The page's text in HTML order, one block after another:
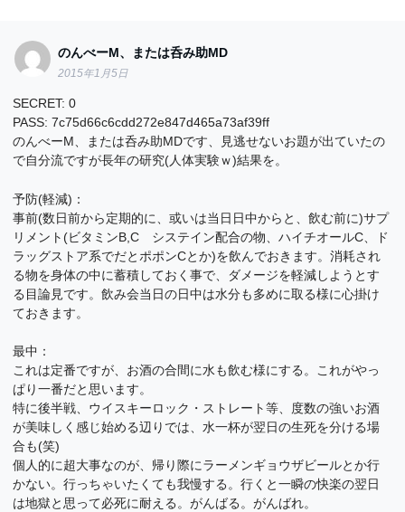
のんべーM、または呑み助MD
2015年1月5日
SECRET: 0
PASS: 7c75d66c6cdd272e847d465a73af39ff
のんべーM、または呑み助MDです、見逃せないお題が出ていたの
で自分流ですが長年の研究(人体実験ｗ)結果を。
予防(軽減)：
事前(数日前から定期的に、或いは当日日中からと、飲む前に)サプ
リメント(ビタミンB,C システイン配合の物、ハイチオールC、ド
ラッグストア系でだとポポンCとか)を飲んでおきます。消耗され
る物を身体の中に蓄積しておく事で、ダメージを軽減しようとす
る目論見です。飲み会当日の日中は水分も多めに取る様に心掛け
ておきます。
最中：
これは定番ですが、お酒の合間に水も飲む様にする。これがやっ
ぱり一番だと思います。
特に後半戦、ウイスキーロック・ストレート等、度数の強いお酒
が美味しく感じ始める辺りでは、水一杯が翌日の生死を分ける場
合も(笑)
個人的に超大事なのが、帰り際にラーメンギョウザビールとか行
かない。行っちゃいたくても我慢する。行くと一瞬の快楽の翌日
は地獄と思って必死に耐える。がんばる。がんばれ。